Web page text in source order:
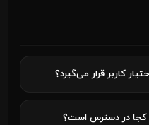
کاربر قرار می‌گیرد؟
کجا در دسترس است؟